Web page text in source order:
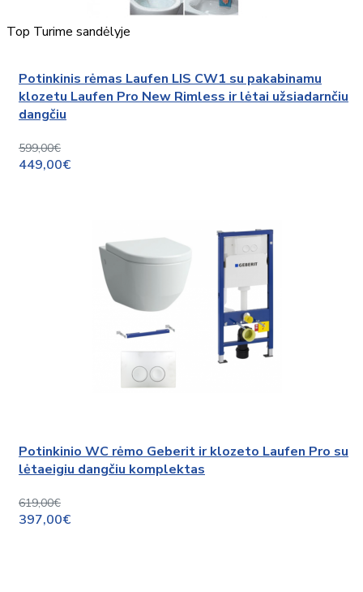
Top Turime sandėlyje
Potinkinis rėmas Laufen LIS CW1 su pakabinamu
klozetu Laufen Pro New Rimless ir lėtai užsiadarnčiu
dangčiu
599,00€
449,00€
Potinkinio WC rėmo Geberit ir klozeto Laufen Pro su
lėtaeigiu dangčiu komplektas
619,00€
397,00€